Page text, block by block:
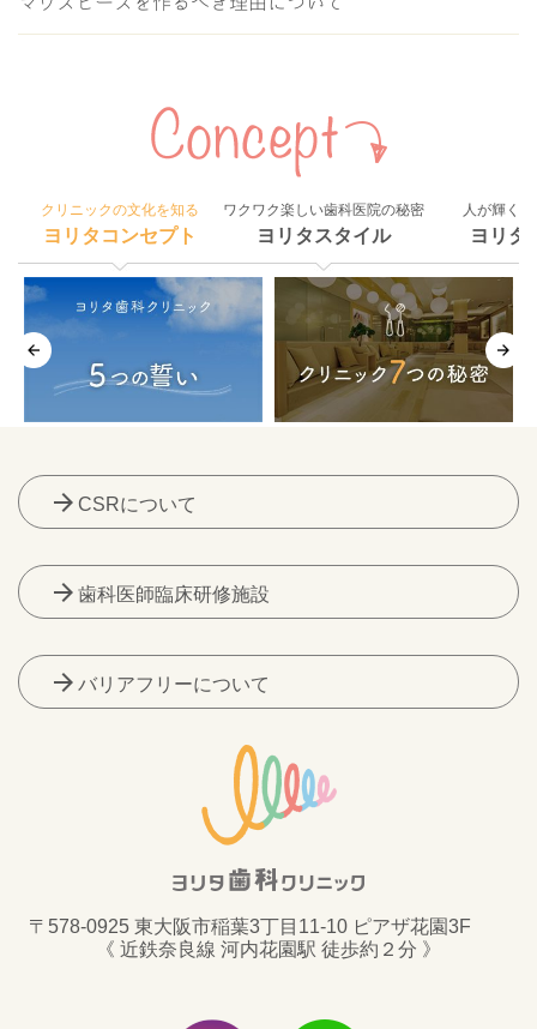
クリニックの文化を知る
ヨリタコンセプト
ワクワク楽しい歯科医院の秘密
ヨリタスタイル
人が輝く
ヨリタ
arrow_forward CSRについて
arrow_forward 歯科医師臨床研修施設
arrow_forward バリアフリーについて
〒578-0925 東大阪市稲葉3丁目11-10 ピアザ花園3F
《 近鉄奈良線 河内花園駅 徒歩約２分 》